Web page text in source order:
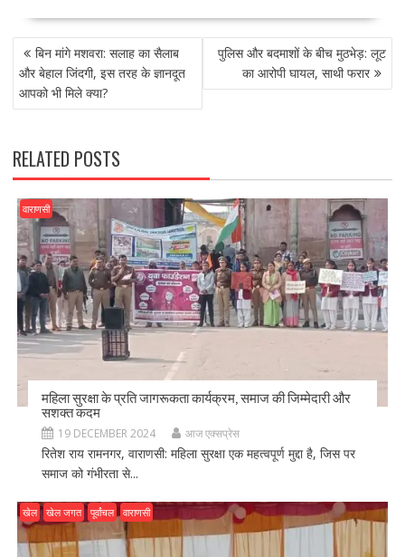
e
b
o
o
k
to
d
o
n
ai
l
ar
POST
NAVIGATION
बिन मांगे मशवरा: सलाह का सैलाब
और बेहाल जिंदगी, इस तरह के ज्ञानदूत
आपको भी मिले क्या?
पुलिस और बदमाशों के बीच मुठभेड़: लूट
का आरोपी घायल, साथी फरार
RELATED POSTS
वाराणसी
महिला सुरक्षा के प्रति जागरूकता कार्यक्रम, समाज की जिम्मेदारी और
सशक्त कदम
19 DECEMBER 2024 आज एक्सप्रेस
रितेश राय रामनगर, वाराणसी: महिला सुरक्षा एक महत्वपूर्ण मुद्दा है, जिस पर
समाज को गंभीरता से...
खेल खेल जगत पूर्वांचल वाराणसी